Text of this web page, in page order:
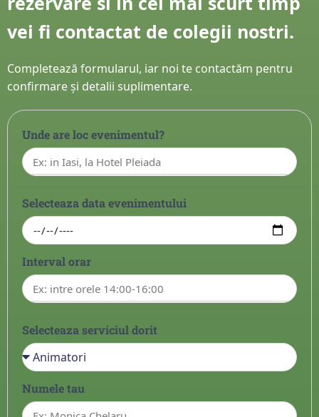
vei fi contactat de colegii nostri.
Completează formularul, iar noi te contactăm pentru
confirmare și detalii suplimentare.
Unde are loc evenimentul?
Selecteaza data evenimentului
Interval orar
Selecteaza serviciul dorit
Numele tau